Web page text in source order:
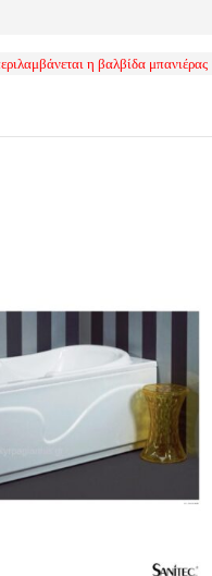
η βαλβίδα μπανιέρας